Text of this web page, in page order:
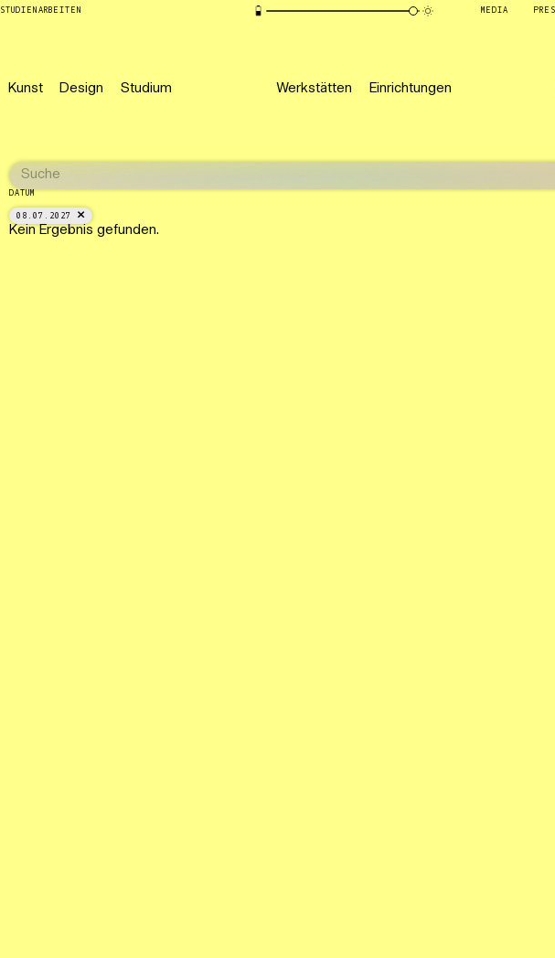
STUDIENARBEITEN MEDIA
Kunst Design Studium Werkstätten Einrichtungen
DATUM
08.07.2027
Kein Ergebnis gefunden.